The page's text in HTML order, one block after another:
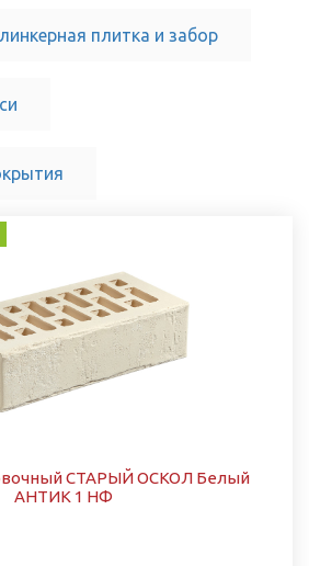
плитка и забор
СТАРЫЙ ОСКОЛ Белый
АНТИК 1 НФ